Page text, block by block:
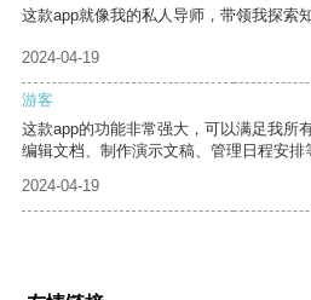
这款app就像我的私人导师，带领我探索
2024-04-19
游客
这款app的功能非常强大，可以满足我所
编辑文档、制作演示文稿、管理日程安排
2024-04-19